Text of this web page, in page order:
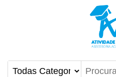
Atividade Mapa